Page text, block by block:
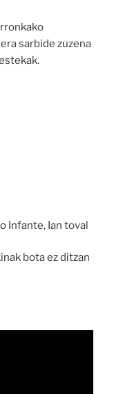
sarbide zuzena
Infante, Ian toval
bota ez ditzan